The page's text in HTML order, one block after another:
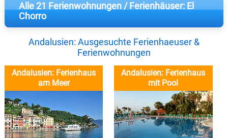
Alle 21 Ferienwohnungen / Ferienhäuser: El
Chorro
Andalusien: Ausgesuchte Ferienhaeuser &
Ferienwohnungen
Andalusien: Ferienhaus
am Meer
Andalusien: Ferienhaus
mit Pool